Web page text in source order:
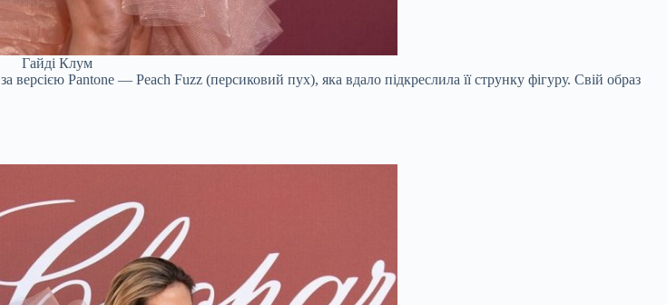
Гайді Клум
за версією Pantone — Peach Fuzz (персиковий пух), яка вдало підкреслила її струнку фігуру. Свій образ